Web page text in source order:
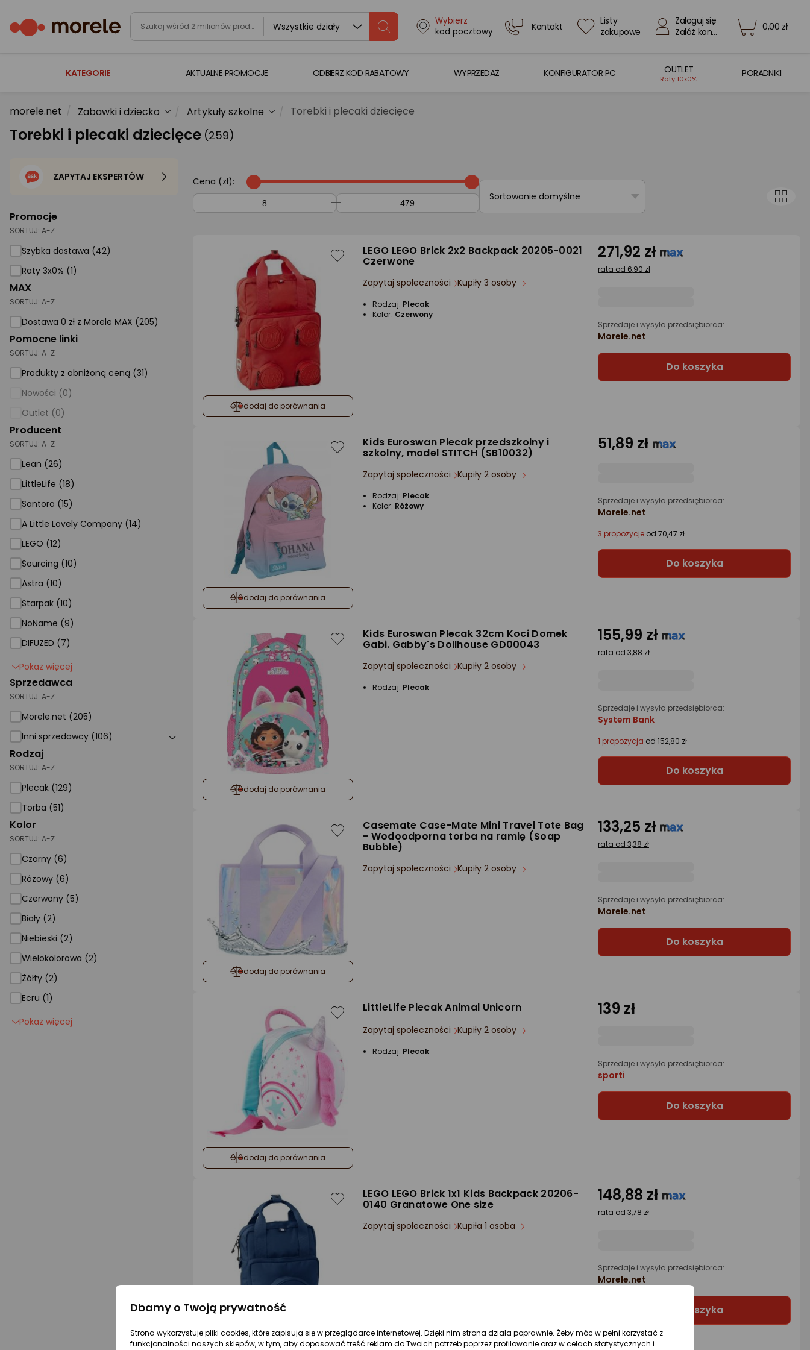
Wszystkie działy
Wybierz
kod pocztowy
Kontakt
Listy
zakupowe
Zaloguj się
Załóż konto
0,00 zł
KATEGORIE
Laptopy
Komputery
Gaming
Telewizory i audio
Foto i kamery
AGD duże
AGD małe
Biuro i firma
Sport i turystyka
Zabawki i dziecko
Supermarket
Strefa marek
AKTUALNE PROMOCJE ODBIERZ KOD RABATOWY WYPRZEDAŻ KONFIGURATOR PC OUTLET
Raty 10x0%
PORADNIKI
morele.net Zabawki i dziecko Artykuły szkolne Torebki i plecaki dziecięce
Torebki i plecaki dziecięce (259)
Promocje
SORTUJ: A-Z
Szybka dostawa (42)
Raty 3x0% (1)
MAX
SORTUJ: A-Z
Dostawa 0 zł z Morele MAX (205)
Pomocne linki
SORTUJ: A-Z
Produkty z obniżoną ceną (31)
Nowości (0)
Outlet (0)
Producent
SORTUJ: A-Z
Lean (26)
LittleLife (18)
Santoro (15)
A Little Lovely Company (14)
LEGO (12)
Sourcing (10)
Astra (10)
Starpak (10)
NoName (9)
DIFUZED (7)
Pokaż więcej
Sprzedawca
SORTUJ: A-Z
Morele.net (205)
Inni sprzedawcy (106)
Rodzaj
SORTUJ: A-Z
Plecak (129)
Torba (51)
Kolor
SORTUJ: A-Z
Czarny (6)
Różowy (6)
Czerwony (5)
Biały (2)
Niebieski (2)
Wielokolorowa (2)
Żółty (2)
Ecru (1)
Pokaż więcej
ZAPYTAJ EKSPERTÓW
Cena (zł):
Sortowanie domyślne
dodaj do porównania
LEGO LEGO Brick 2x2 Backpack 20205-0021
Czerwone
Zapytaj społeczności Kupiły 3 osoby
Rodzaj: Plecak
Kolor: Czerwony
271,92 zł
rata od 6,90 zł
Sprzedaje i wysyła przedsiębiorca:
Morele.net
Do koszyka
dodaj do porównania
Kids Euroswan Plecak przedszkolny i
szkolny, model STITCH (SB10032)
Zapytaj społeczności Kupiły 2 osoby
Rodzaj: Plecak
Kolor: Różowy
51,89 zł
Sprzedaje i wysyła przedsiębiorca:
Morele.net
3 propozycje od 70,47 zł
Do koszyka
dodaj do porównania
Kids Euroswan Plecak 32cm Koci Domek
Gabi. Gabby's Dollhouse GD00043
Zapytaj społeczności Kupiły 2 osoby
Rodzaj: Plecak
155,99 zł
rata od 3,88 zł
Sprzedaje i wysyła przedsiębiorca:
System Bank
1 propozycja od 152,80 zł
Do koszyka
dodaj do porównania
Casemate Case-Mate Mini Travel Tote Bag
- Wodoodporna torba na ramię (Soap
Bubble)
Zapytaj społeczności Kupiły 2 osoby
133,25 zł
rata od 3,38 zł
Sprzedaje i wysyła przedsiębiorca:
Morele.net
Do koszyka
dodaj do porównania
LittleLife Plecak Animal Unicorn
Zapytaj społeczności Kupiły 2 osoby
Rodzaj: Plecak
139 zł
Sprzedaje i wysyła przedsiębiorca:
sporti
Do koszyka
LEGO LEGO Brick 1x1 Kids Backpack 20206-
0140 Granatowe One size
Zapytaj społeczności Kupiła 1 osoba
148,88 zł
rata od 3,78 zł
Sprzedaje i wysyła przedsiębiorca:
Morele.net
Do koszyka
Dbamy o Twoją prywatność
Strona wykorzystuje pliki cookies, które zapisują się w przeglądarce internetowej. Dzięki nim strona działa poprawnie. Żeby móc w pełni korzystać z
funkcjonalności naszych sklepów, w tym, aby dopasować treść reklam do Twoich potrzeb poprzez profilowanie oraz w celach statystycznych i